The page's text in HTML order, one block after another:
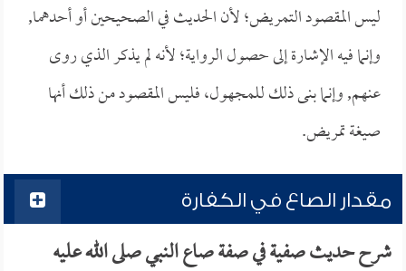
ليس المقصود التمريض؛ لأن الحديث في الصحيحين أو أحدهما,
وإنما فيه الإشارة إلى حصول الرواية؛ لأنه لم يذكر الذي روى
عنهم, وإنما بنى ذلك للمجهول، فليس المقصود من ذلك أنها
صيغة تمريض.
مقدار الصاع في الكفارة
شرح حديث صفية في صفة صاع النبي صلى الله عليه